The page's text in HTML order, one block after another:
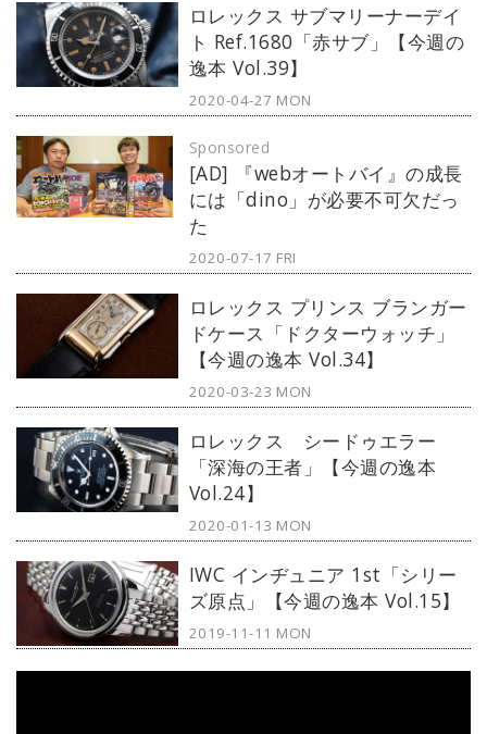
デルからアンティークまで、見る者
の感性を刺激する1本をセレクト。今
回は、オメガのコレクションの中で
も特異なスタイルが目を引く、アン
う。
ロレックス サブマリーナーデイ
ト Ref.1680「赤サブ」【今週の
逸本 Vol.39】
2020-04-27 MON
[AD] 『webオートバイ』の成長
には「dino」が必要不可欠だっ
た
Sponsored
2020-07-17 FRI
ロレックス プリンス ブランガー
ドケース「ドクターウォッチ」
【今週の逸本 Vol.34】
2020-03-23 MON
ロレックス シードゥエラー
「深海の王者」【今週の逸本
Vol.24】
2020-01-13 MON
IWC インヂュニア 1st「シリー
ズ原点」【今週の逸本 Vol.15】
2019-11-11 MON